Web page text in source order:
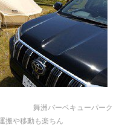
舞洲バーベキューパーク
搬や移動も楽ちん